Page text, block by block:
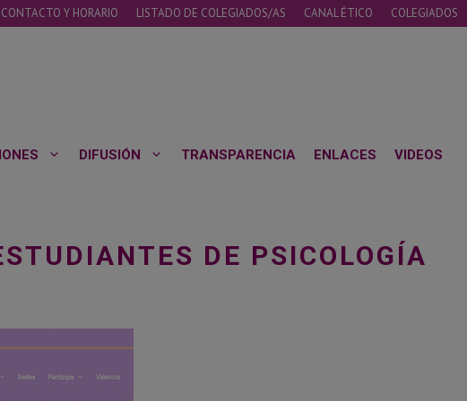
CONTACTO Y HORARIO LISTADO DE COLEGIADOS/AS CANAL ÉTICO COLEGIADOS
DIFUSIÓN TRANSPARENCIA ENLACES VIDEOS
DE PSICOLOGÍA